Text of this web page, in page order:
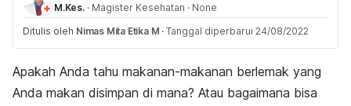
M.Kes. · Magister Kesehatan · None
Ditulis oleh Nimas Mita Etika M · Tanggal diperbarui 24/08/2022
Apakah Anda tahu makanan-makanan berlemak yang
Anda makan disimpan di mana? Atau bagaimana bisa